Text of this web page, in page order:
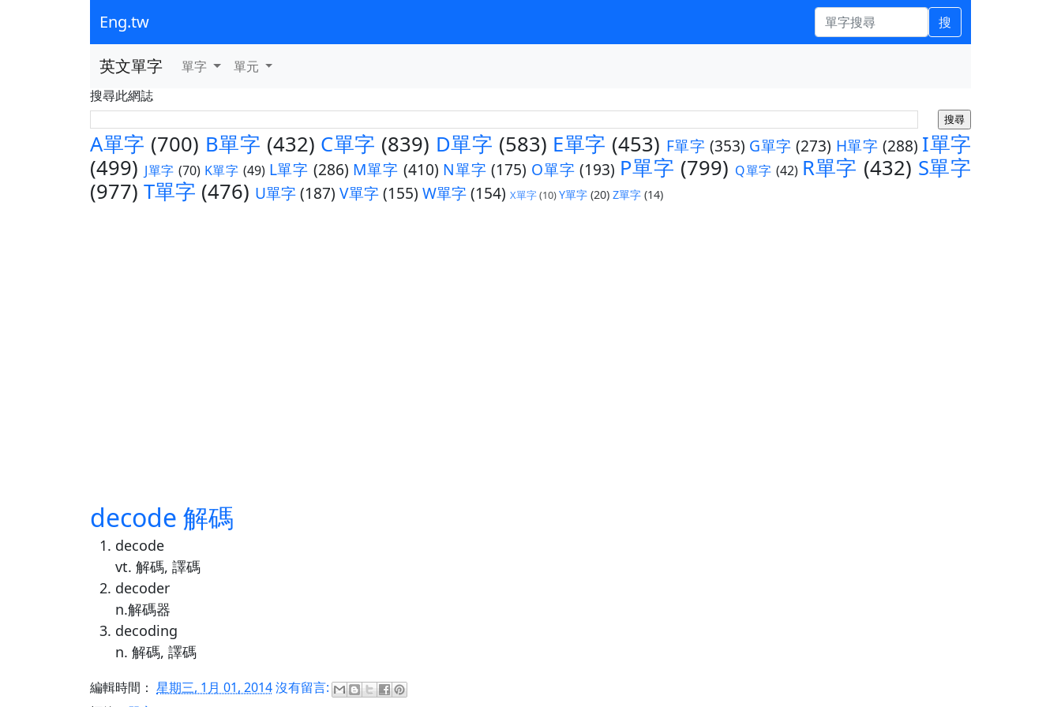
Eng.tw 搜
英文單字 單字
單元
搜尋此網誌
A單字 (700) B單字 (432) C單字 (839) D單字 (583) E單字 (453) F單字 (353) G單字 (273) H單字 (288) I單字
(499) J單字 (70) K單字 (49) L單字 (286) M單字 (410) N單字 (175) O單字 (193) P單字 (799) Q單字 (42) R單字 (432) S單字
(977) T單字 (476) U單字(187) V單字(155) W單字(154) X單字(10)Y單字 (20) Z單字 (14)
decode 解碼
decode
vt. 解碼, 譯碼
decoder
n.解碼器
decoding
n. 解碼, 譯碼
編輯時間： 星期三, 1月 01, 2014沒有留言: